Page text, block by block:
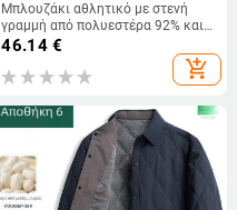
Μπλουζάκι αθλητικό με στενή
γραμμή από πολυεστέρα 92% και
σπαντέξ 8%, με στρογγυλό λαιμό,
εκτύπωμα
46.14€
add_shopping_cart